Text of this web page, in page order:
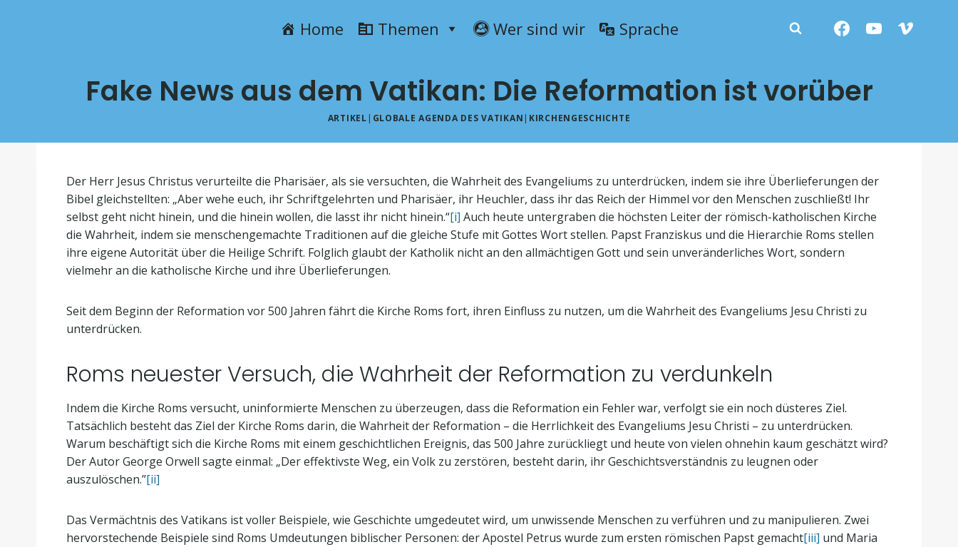
Home Themen Wer sind wir Sprache
Fake News aus dem Vatikan: Die Reformation ist vorüber
ARTIKEL | GLOBALE AGENDA DES VATIKAN | KIRCHENGESCHICHTE
Der Herr Jesus Christus verurteilte die Pharisäer, als sie versuchten, die Wahrheit des Evangeliums zu unterdrücken, indem sie ihre Überlieferungen der
Bibel gleichstellten: „Aber wehe euch, ihr Schriftgelehrten und Pharisäer, ihr Heuchler, dass ihr das Reich der Himmel vor den Menschen zuschließt! Ihr
selbst geht nicht hinein, und die hinein wollen, die lasst ihr nicht hinein.“[i] Auch heute untergraben die höchsten Leiter der römisch-katholischen Kirche
die Wahrheit, indem sie menschengemachte Traditionen auf die gleiche Stufe mit Gottes Wort stellen. Papst Franziskus und die Hierarchie Roms stellen
ihre eigene Autorität über die Heilige Schrift. Folglich glaubt der Katholik nicht an den allmächtigen Gott und sein unveränderliches Wort, sondern
vielmehr an die katholische Kirche und ihre Überlieferungen.
Seit dem Beginn der Reformation vor 500 Jahren fährt die Kirche Roms fort, ihren Einfluss zu nutzen, um die Wahrheit des Evangeliums Jesu Christi zu
unterdrücken.
Roms neuester Versuch, die Wahrheit der Reformation zu verdunkeln
Indem die Kirche Roms versucht, uninformierte Menschen zu überzeugen, dass die Reformation ein Fehler war, verfolgt sie ein noch düsteres Ziel.
Tatsächlich besteht das Ziel der Kirche Roms darin, die Wahrheit der Reformation – die Herrlichkeit des Evangeliums Jesu Christi – zu unterdrücken.
Warum beschäftigt sich die Kirche Roms mit einem geschichtlichen Ereignis, das 500 Jahre zurückliegt und heute von vielen ohnehin kaum geschätzt wird?
Der Autor George Orwell sagte einmal: „Der effektivste Weg, ein Volk zu zerstören, besteht darin, ihr Geschichtsverständnis zu leugnen oder
auszulöschen.”[ii]
Das Vermächtnis des Vatikans ist voller Beispiele, wie Geschichte umgedeutet wird, um unwissende Menschen zu verführen und zu manipulieren. Zwei
hervorstechende Beispiele sind Roms Umdeutungen biblischer Personen: der Apostel Petrus wurde zum ersten römischen Papst gemacht[iii] und Maria